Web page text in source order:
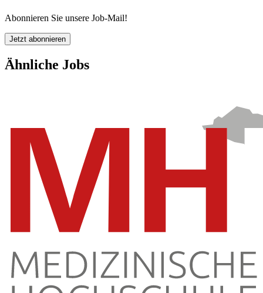
Abonnieren Sie unsere Job-Mail!
Jetzt abonnieren
Ähnliche Jobs